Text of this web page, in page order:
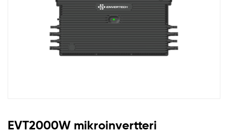
EVT2000W mikroinvertteri